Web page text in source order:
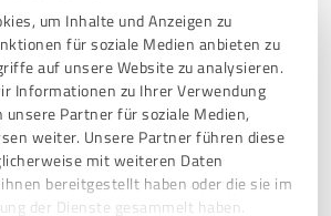
um Inhalte und Anzeigen zu
für soziale Medien anbieten zu
auf unsere Website zu analysieren.
Informationen zu Ihrer Verwendung
unsere Partner für soziale Medien,
weiter. Unsere Partner führen diese
mit weiteren Daten
bereitgestellt haben oder die sie im
der Dienste gesammelt haben.
Empfehlung
PixelStation erworben. Nach einer